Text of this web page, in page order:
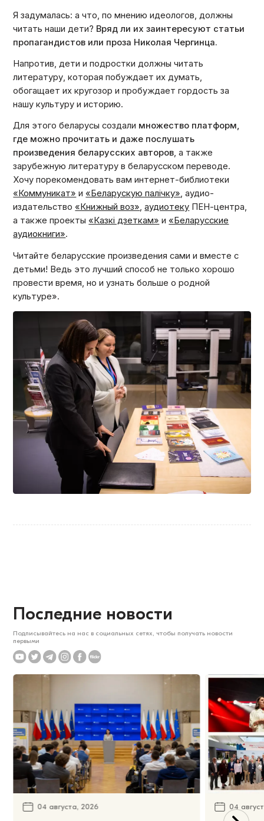
Я задумалась: а что, по мнению идеологов, должны
читать наши дети? Вряд ли их заинтересуют статьи
пропагандистов или проза Николая Чергинца.
Напротив, дети и подростки должны читать
литературу, которая побуждает их думать,
обогащает их кругозор и пробуждает гордость за
нашу культуру и историю.
Для этого беларусы создали множество платформ,
где можно прочитать и даже послушать
произведения беларусских авторов, а также
зарубежную литературу в беларусском переводе.
Хочу порекомендовать вам интернет-библиотеки
«Коммуникат» и «Беларускую палічку», аудио-
издательство «Книжный воз»,аудиотеку ПЕН-центра,
а также проекты «Казкі дзеткам» и «Беларусские
аудиокниги».
Читайте беларусские произведения сами и вместе с
детьми! Ведь это лучший способ не только хорошо
провести время, но и узнать больше о родной
культуре».
Последние новости
Подписывайтесь на нас в социальных сетях, чтобы получать новости
первыми
04 августа, 2026 04